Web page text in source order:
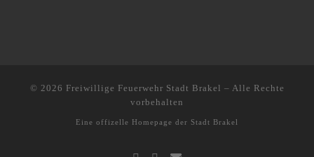
© 2026 Freiwillige Feuerwehr Stadt Brakel – Alle Rechte
vorbehalten
Eine offizelle Homepage der Stadt Brakel